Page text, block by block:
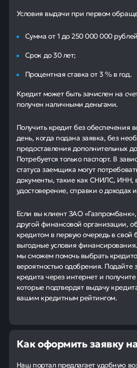
Условия выдачи при первом
Сумма от 1 до 250 000 000
Срок до 30 лет;
Процентная ставка от 3 % в год.
Кредит может быть зачислен на
получен наличными деньгами.
Получить кредит без обеспечения
день, когда подана заявка, без
предоставления дополнительных
Потребуется только паспорт. В
статуса заемщика могут
документы, такие как СНИЛС, ИНН,
удостоверение, справки о доходах
Если вы клиент ЗАО
другой финансовой организации,
кредитом в первую очередь в
выгодные условия
мы сможем помочь выбрать
вероятностью одобрения. Подайте
кредита через интернет и
которые подтвердят выдачу
вашим кредитным рейтингом.
Как оформить заявку
Наш портал предлагает удобную